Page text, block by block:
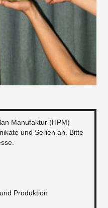
Manufaktur (HPM)
und Serien an. Bitte
Produktion